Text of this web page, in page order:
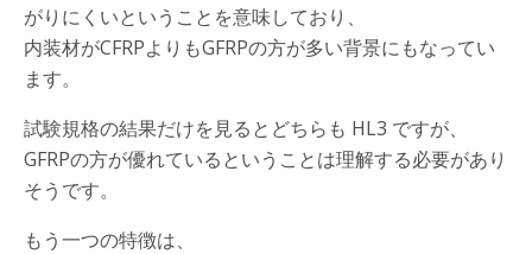
がりにくいということを意味しており、
内装材がCFRPよりもGFRPの方が多い背景にもなってい
ます。
試験規格の結果だけを見るとどちらも HL3 ですが、
GFRPの方が優れているということは理解する必要があり
そうです。
もう一つの特徴は、